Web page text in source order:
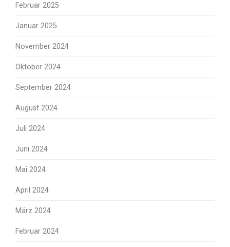
Februar 2025
Januar 2025
November 2024
Oktober 2024
September 2024
August 2024
Juli 2024
Juni 2024
Mai 2024
April 2024
März 2024
Februar 2024